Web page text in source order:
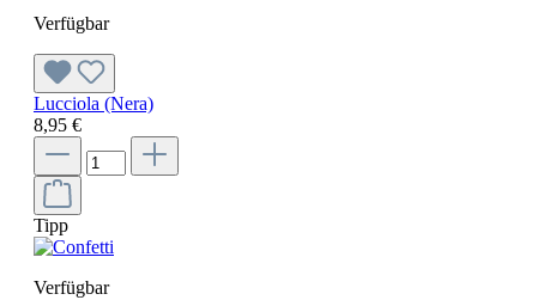
Verfügbar
Lucciola (Nera)
8,95 €
Tipp
Verfügbar